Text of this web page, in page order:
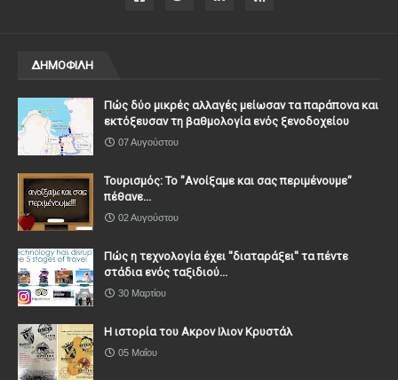
ΔΗΜΟΦΙΛΗ
Πώς δύο μικρές αλλαγές μείωσαν τα παράπονα και
εκτόξευσαν τη βαθμολογία ενός ξενοδοχείου
07 Αυγούστου
Τουρισμός: Το "Ανοίξαμε και σας περιμένουμε"
πέθανε...
02 Αυγούστου
Πώς η τεχνολογία έχει ''διαταράξει'' τα πέντε
στάδια ενός ταξιδιού...
30 Μαρτίου
Η ιστορία του Ακρον Ιλιον Κρυστάλ
05 Μαΐου